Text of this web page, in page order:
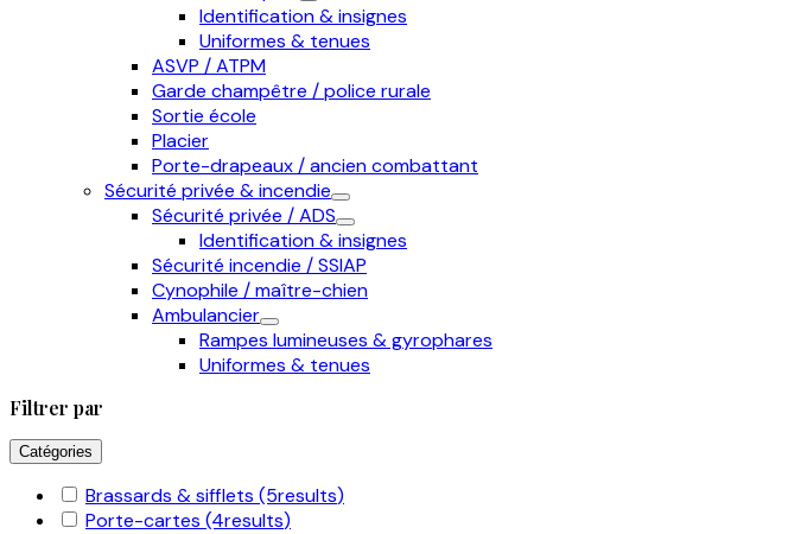
Identification & insignes
Uniformes & tenues
ASVP / ATPM
Garde champêtre / police rurale
Sortie école
Placier
Porte-drapeaux / ancien combattant
Sécurité privée & incendie
Sécurité privée / ADS
Identification & insignes
Sécurité incendie / SSIAP
Cynophile / maître-chien
Ambulancier
Rampes lumineuses & gyrophares
Uniformes & tenues
Filtrer par
Catégories
Brassards & sifflets (5results)
Porte-cartes (4results)